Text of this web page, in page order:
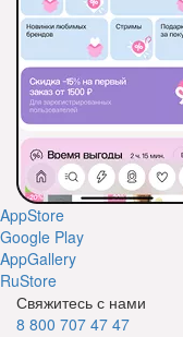
AppStore
Google Play
AppGallery
RuStore
Свяжитесь с нами
8 800 707 47 47